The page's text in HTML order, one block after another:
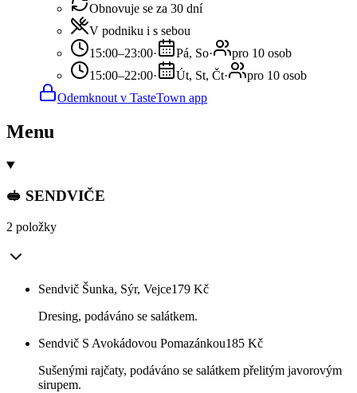
Obnovuje se za 30 dní
V podniku i s sebou
15:00–23:00· Pá, So·
pro 10 osob
15:00–22:00· Út, St, Čt·
pro 10 osob
Odemknout v TasteTown app
Menu
🥪 SENDVIČE
2 položky
Sendvič Šunka, Sýr, Vejce179 Kč
Dresing, podáváno se salátkem.
Sendvič S Avokádovou Pomazánkou185 Kč
Sušenými rajčaty, podáváno se salátkem přelitým javorovým
sirupem.